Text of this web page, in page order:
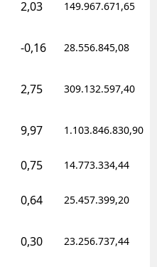
2,03 149.967.671,65
-0,16 28.556.845,08
2,75 309.132.597,40
9,97 1.103.846.830,90
0,75 14.773.334,44
0,64 25.457.399,20
0,30 23.256.737,44